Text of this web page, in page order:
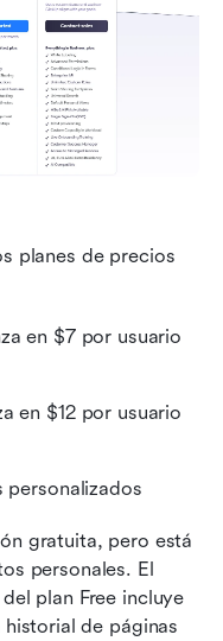
planes de precios
en $7 por usuario
en $12 por usuario
personalizados
gratuita, pero está
personales. El
plan Free incluye
de páginas